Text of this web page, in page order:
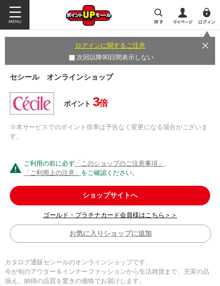
ログインに関するご注意
次回以降90日間表示しない
セシール オンラインショップ
ポイント 3倍
※本サービスでのポイント倍率は予告なく変更になる場合がございま
す。
ご利用の前に必ず 「このショップのご注意事項」 、
「ご利用上の注意」 をご確認ください。
ショップサイトへ
ゴールド・プラチナカード会員様はこちら＞＞
お気に入りショップに追加
カタログ通販セシールのオンラインショップです。
今が旬のアウター＆インナーファッションから生活雑貨まで、充実の品
揃え。納得の品質を驚きの価格でお届けします。